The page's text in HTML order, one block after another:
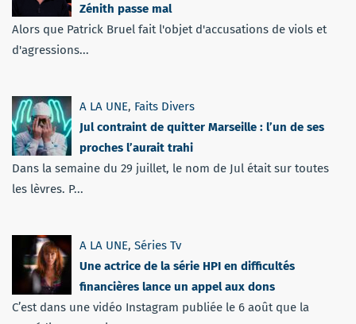
Zénith passe mal
Alors que Patrick Bruel fait l'objet d'accusations de viols et
d'agressions...
A LA UNE, Faits Divers
Jul contraint de quitter Marseille : l’un de ses
proches l’aurait trahi
Dans la semaine du 29 juillet, le nom de Jul était sur toutes
les lèvres. P...
A LA UNE, Séries Tv
Une actrice de la série HPI en difficultés
financières lance un appel aux dons
C’est dans une vidéo Instagram publiée le 6 août que la